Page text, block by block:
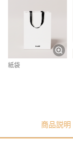
紙袋
商品説明